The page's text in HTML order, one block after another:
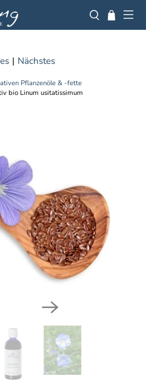
Pflanzenöle & -fette
bio Linum usitatissimum
| Nächstes